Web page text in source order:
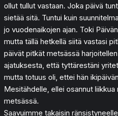
ollut tullut vastaan. Joka päivä
sietää sitä. Tuntui kuin
jo vuodenaikojen ajan. Toki
mutta tällä hetkellä siitä vastasi
päivät pitkät metsässä
ajatuksesta, että tyttärestäni
mutta totuus oli, ettei hän
Mesitähdelle, ellei osannut liikkua
metsässä.
Saavuimme takaisin